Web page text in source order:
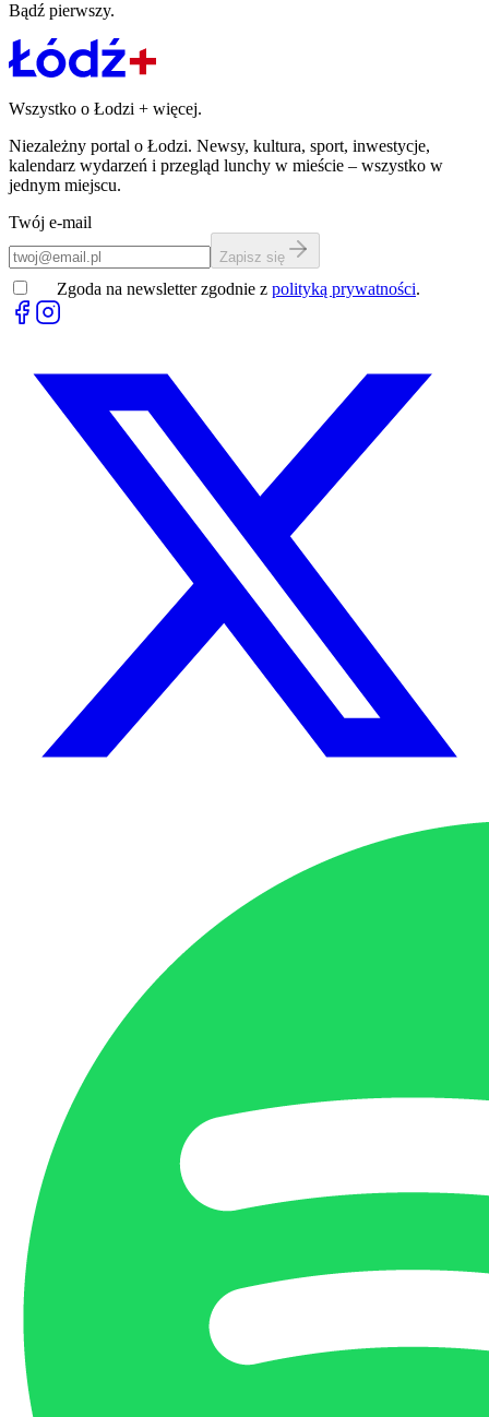
Bądź pierwszy.
Wszystko o Łodzi + więcej.
Niezależny portal o Łodzi. Newsy, kultura, sport, inwestycje,
kalendarz wydarzeń i przegląd lunchy w mieście – wszystko w
jednym miejscu.
Twój e-mail
Zapisz się
Zgoda na newsletter zgodnie z polityką prywatności.